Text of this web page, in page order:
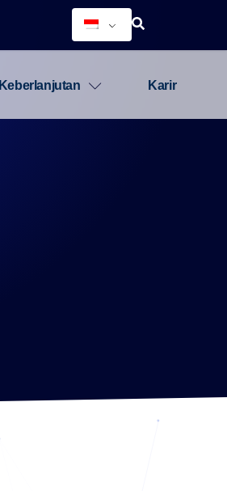
Keberlanjutan Karir